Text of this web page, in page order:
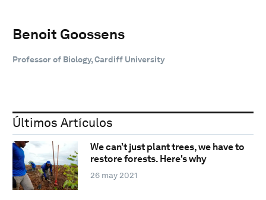
Benoit Goossens
Professor of Biology, Cardiff University
Últimos Artículos
We can’t just plant trees, we have to
restore forests. Here's why
26 may 2021